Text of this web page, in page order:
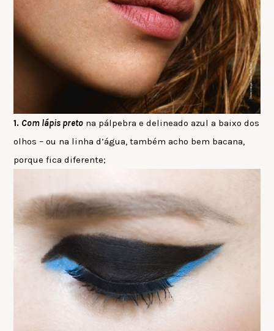
1. Com lápis preto na pálpebra e delineado azul a baixo dos
olhos – ou na linha d’água, também acho bem bacana,
porque fica diferente;